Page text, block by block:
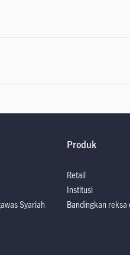
Syariah
Produk
Retail
Institusi
Bandingkan reksa